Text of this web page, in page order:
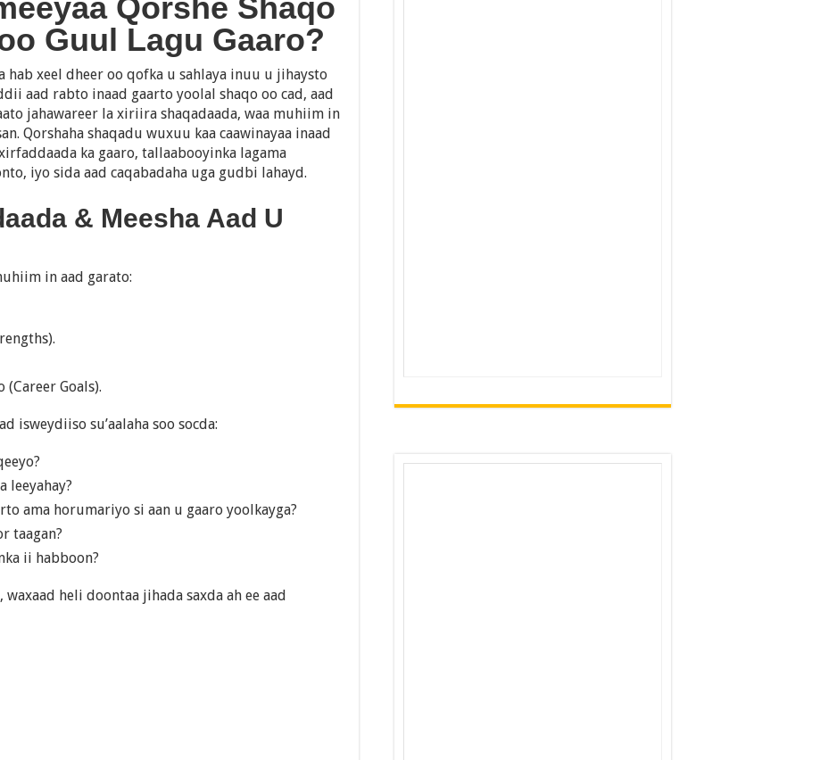
Qorshe Shaqo
Guul Lagu Gaaro?
hab xeel dheer oo qofka u sahlaya inuu u jihaysto
aad rabto inaad gaarto yoolal shaqo oo cad, aad
jahawareer la xiriira shaqadaada, waa muhiim in
Qorshaha shaqadu wuxuu kaa caawinayaa inaad
ka gaaro, tallaabooyinka lagama
iyo sida aad caqabadaha uga gudbi lahayd.
& Meesha Aad U
in aad garato:
Goals).
isweydiiso su’aalaha soo socda:
leeyahay?
ama horumariyo si aan u gaaro yoolkayga?
taagan?
ii habboon?
waxaad heli doontaa jihada saxda ah ee aad